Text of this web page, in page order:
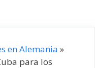
en Alemania »
para los